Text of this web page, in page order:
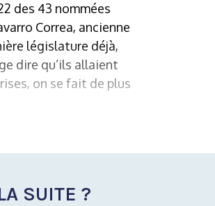
des 43 nommées
Correa, ancienne
législature déjà,
dire qu’ils allaient
on se fait de plus
SUITE ?